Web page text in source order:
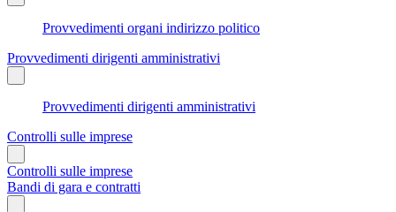
Provvedimenti organi indirizzo politico
Provvedimenti dirigenti amministrativi
Provvedimenti dirigenti amministrativi
Controlli sulle imprese
Controlli sulle imprese
Bandi di gara e contratti